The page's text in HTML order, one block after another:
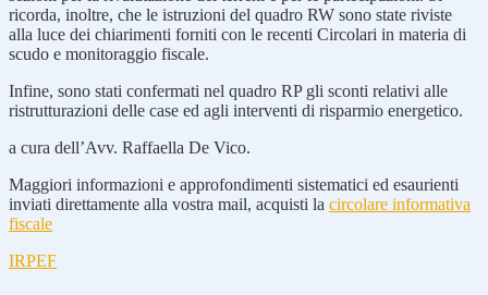
ricorda, inoltre, che le istruzioni del quadro RW sono state riviste
alla luce dei chiarimenti forniti con le recenti Circolari in materia di
scudo e monitoraggio fiscale.
Infine, sono stati confermati nel quadro RP gli sconti relativi alle
ristrutturazioni delle case ed agli interventi di risparmio energetico.
a cura dell’Avv. Raffaella De Vico.
Maggiori informazioni e approfondimenti sistematici ed esaurienti
inviati direttamente alla vostra mail, acquisti la circolare informativa
fiscale
IRPEF